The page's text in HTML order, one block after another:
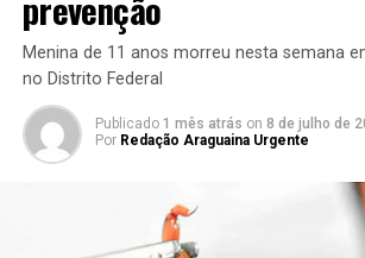
Menina de 11 anos morreu nesta semana
no Distrito Federal
Publicado 1 mês atrás on 8 de julho de
Por Redação Araguaina Urgente